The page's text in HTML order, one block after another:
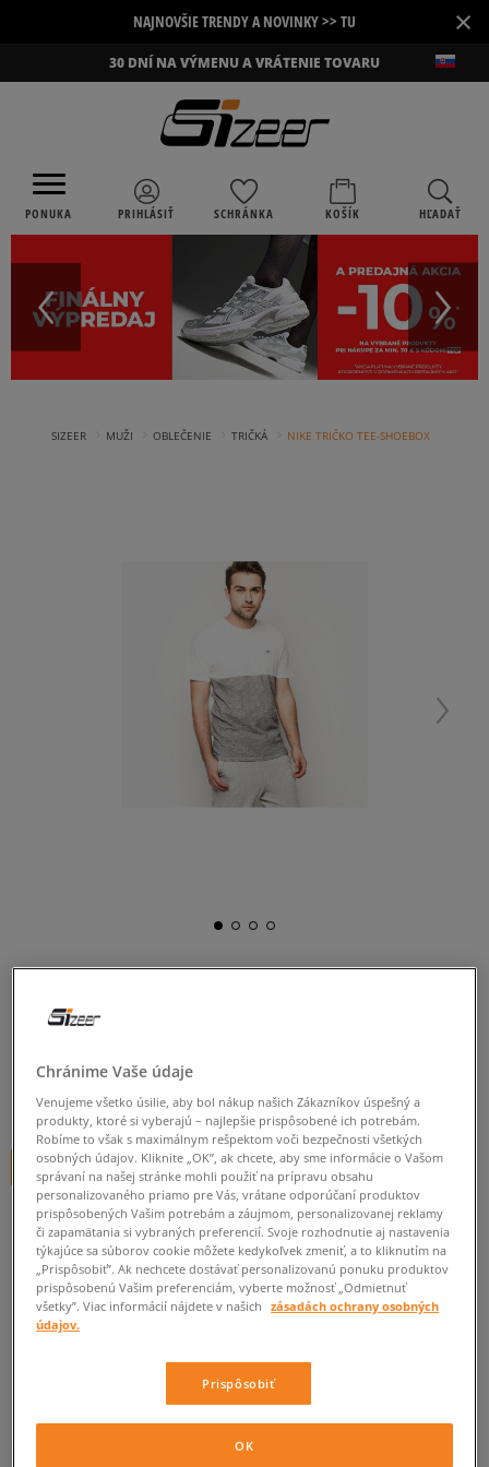
NAJNOVŠIE TRENDY A NOVINKY >> TU ×
30 DNÍ NA VÝMENU A VRÁTENIE TOVARU
PONUKA PRIHLÁSIŤ SCHRÁNKA KOŠÍK HĽADAŤ
SIZEER MUŽI OBLEČENIE TRIČKÁ NIKE TRIČKO TEE-SHOEBOX
pánske, tričká
24,99€cena s DPH
+ 25 BODOV VSIZEERCLUBE
Informujte ma o dostupnosti
Ak bude položka opäť dostupná, dostanete od nás oznámenie.
Informovať o
dostupnosti
ZISTIŤ DOSTUPNOSŤ V NAŠICH KAMENNÝCH PREDAJNIACH
Chránime Vaše údaje
Venujeme všetko úsilie, aby bol nákup našich Zákazníkov úspešný a
produkty, ktoré si vyberajú – najlepšie prispôsobené ich potrebám.
Robíme to však s maximálnym rešpektom voči bezpečnosti všetkých
osobných údajov. Kliknite „OK”, ak chcete, aby sme informácie o Vašom
správaní na našej stránke mohli použiť na prípravu obsahu
personalizovaného priamo pre Vás, vrátane odporúčaní produktov
prispôsobených Vašim potrebám a záujmom, personalizovanej reklamy
či zapamätania si vybraných preferencií. Svoje rozhodnutie aj nastavenia
týkajúce sa súborov cookie môžete kedykoľvek zmeniť, a to kliknutím na
„Prispôsobiť”. Ak nechcete dostávať personalizovanú ponuku produktov
prispôsobenú Vašim preferenciám, vyberte možnosť „Odmietnuť
všetky”. Viac informácií nájdete v našich
zásadách ochrany osobných
údajov.
Prispôsobiť
OK